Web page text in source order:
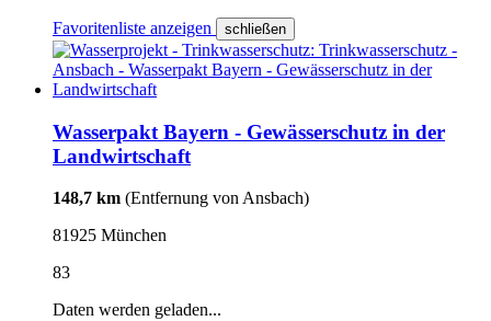
Favoritenliste anzeigen schließen
Wasserpakt Bayern - Gewässerschutz in der
Landwirtschaft
148,7 km (Entfernung von Ansbach)
81925 München
83
Daten werden geladen...